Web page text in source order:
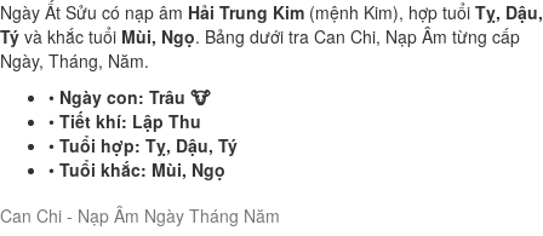
Ngày Ất Sửu có nạp âm Hải Trung Kim (mệnh Kim), hợp tuổi Tỵ, Dậu,
Tý và khắc tuổi Mùi, Ngọ. Bảng dưới tra Can Chi, Nạp Âm từng cấp
Ngày, Tháng, Năm.
• Ngày con: Trâu 🐮
• Tiết khí: Lập Thu
• Tuổi hợp: Tỵ, Dậu, Tý
• Tuổi khắc: Mùi, Ngọ
Can Chi - Nạp Âm Ngày Tháng Năm